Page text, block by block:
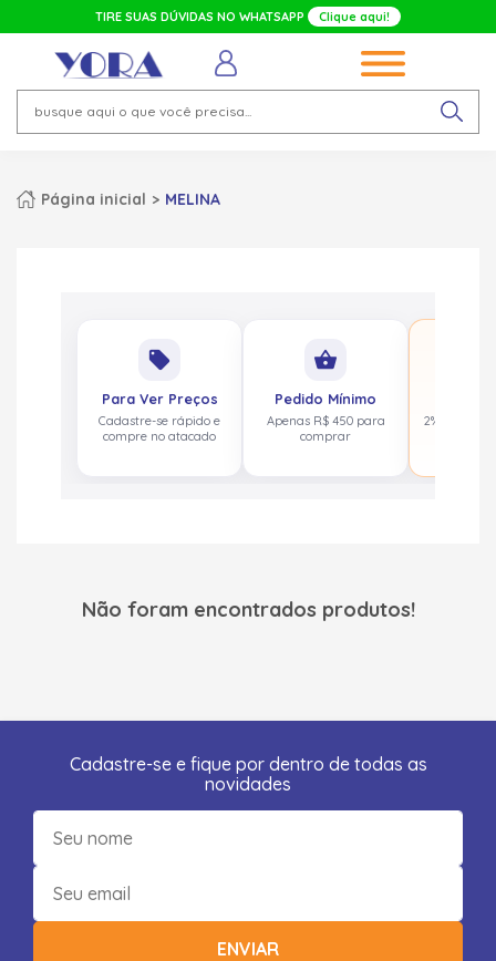
TIRE SUAS DÚVIDAS NO WHATSAPP Clique aqui!
Página inicial MELINA
local_offer
Para Ver Preços
Cadastre-se rápido e
compre no atacado
shopping_basket
Pedido Mínimo
Apenas R$ 450 para
comprar
2% de volta
Não foram encontrados produtos!
Cadastre-se e fique por dentro de todas as
novidades
ENVIAR